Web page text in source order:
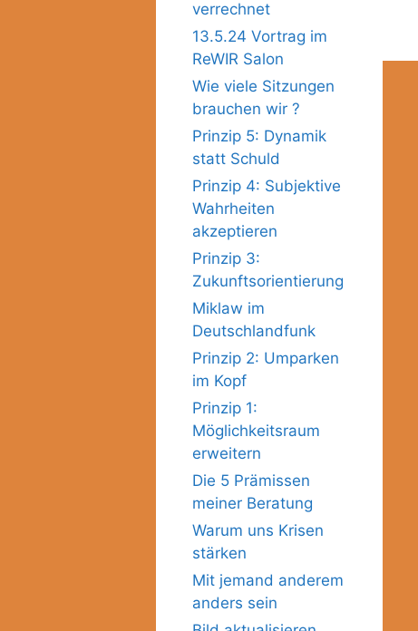
verrechnet
13.5.24 Vortrag im
ReWIR Salon
Wie viele Sitzungen
brauchen wir ?
Prinzip 5: Dynamik
statt Schuld
Prinzip 4: Subjektive
Wahrheiten
akzeptieren
Prinzip 3:
Zukunftsorientierung
Miklaw im
Deutschlandfunk
Prinzip 2: Umparken
im Kopf
Prinzip 1:
Möglichkeitsraum
erweitern
Die 5 Prämissen
meiner Beratung
Warum uns Krisen
stärken
Mit jemand anderem
anders sein